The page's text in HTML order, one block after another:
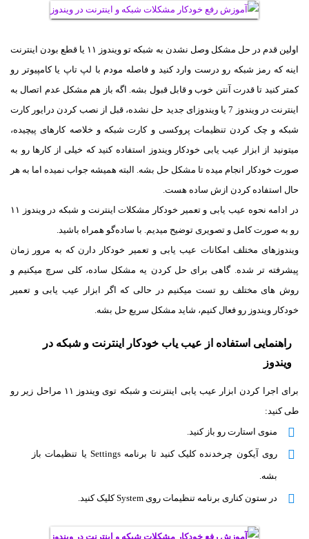
اولین قدم در حل مشکل وصل نشدن به شبکه تو ویندوز ۱۱ یا قطع بودن اینترنت
اینه که رمز شبکه رو درست وارد کنید و فاصله مودم با لپ تاپ یا کامپیوتر رو
کمتر کنید تا قدرت آنتن خوب و قابل قبول بشه. اگه باز هم مشکل عدم اتصال به
اینترنت در ویندوز 7 یا ویندوزای جدید حل نشده، قبل از نصب کردن درایور کارت
شبکه و چک کردن تنظیمات پروکسی و کارت شبکه و خلاصه کارهای پیچیده،
میتونید از ابزار عیب یابی خودکار ویندوز استفاده کنید که خیلی از کارها رو به
صورت خودکار انجام میده تا مشکل حل بشه. البته همیشه جواب نمیده اما به هر
حال استفاده کردن ازش ساده هست.
در ادامه نحوه عیب یابی و تعمیر خودکار مشکلات اینترنت و شبکه در ویندوز ۱۱
رو به صورت کامل و تصویری توضیح میدیم. با ساده‌گو همراه باشید.
ویندوزهای مختلف امکانات عیب یابی و تعمیر خودکار دارن که به مرور زمان
پیشرفته تر شده. گاهی برای حل کردن یه مشکل ساده، کلی سرچ میکنیم و
روش های مختلف رو تست میکنیم در حالی که اگر ابزار عیب یابی و تعمیر
خودکار ویندوز رو فعال کنیم، شاید مشکل سریع حل بشه.
راهنمایی استفاده از عیب یاب خودکار اینترنت و شبکه در
ویندوز
برای اجرا کردن ابزار عیب یابی اینترنت و شبکه توی ویندوز ۱۱ مراحل زیر رو
طی کنید:
منوی استارت رو باز کنید.
روی آیکون چرخدنده کلیک کنید تا برنامه Settings یا تنظیمات باز
بشه.
در ستون کناری برنامه تنظیمات روی System کلیک کنید.